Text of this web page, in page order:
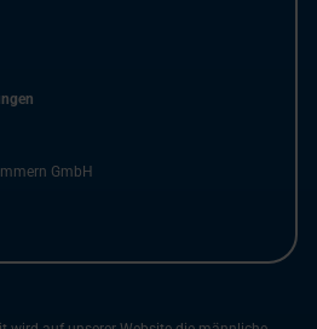
GmbH